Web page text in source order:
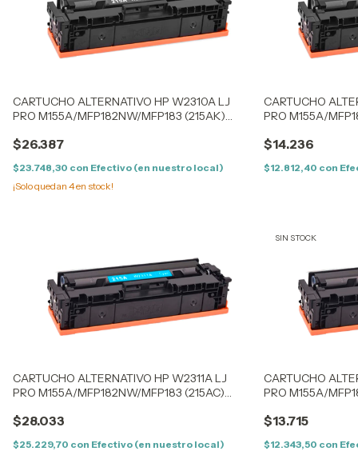
CARTUCHO ALTERNATIVO HP W2310A LJ
PRO M155A/MFP182NW/MFP183 (215AK)
$26.387
$23.748,30 con Efectivo (en nuestro local)
¡Solo quedan 4en stock!
CARTUCHO
PRO M155A/
$14.236
$12.812,40 con
CARTUCHO ALTERNATIVO HP W2311A LJ
PRO M155A/MFP182NW/MFP183 (215AC)
$28.033
$25.229,70 con Efectivo (en nuestro local)
SIN STOCK
CARTUCHO
PRO M155A/
$13.715
$12.343,50 con